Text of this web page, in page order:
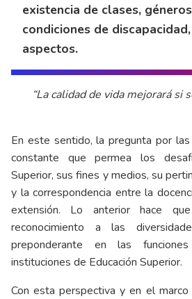
existencia de clases,
condiciones de
aspectos.
“La calidad de vida mejorará si
En este sentido, la pregunta por
constante que permea los
Superior, sus fines y medios, su
y la correspondencia entre la
extensión. Lo anterior hace
reconocimiento a las
preponderante en las
instituciones de Educación Superior.
Con esta perspectiva y en el